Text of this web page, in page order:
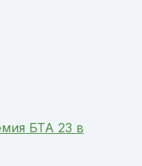
БТА 23 в